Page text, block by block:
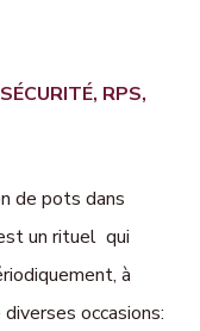
RPS,
de pots dans
un rituel qui
à
diverses occasions: